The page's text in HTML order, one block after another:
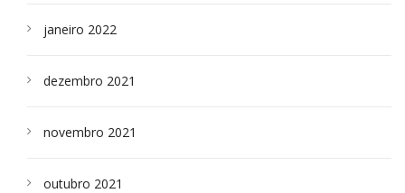
janeiro 2022
dezembro 2021
novembro 2021
outubro 2021